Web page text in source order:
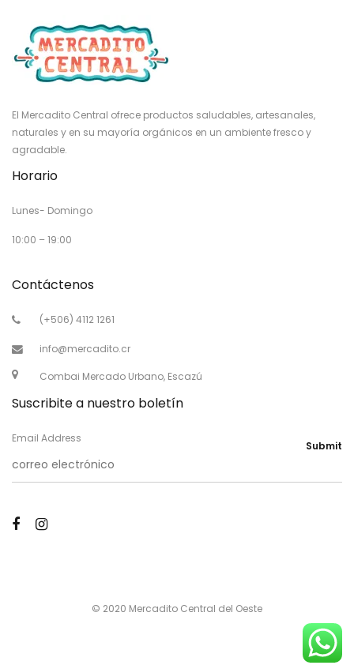
El Mercadito Central ofrece productos saludables, artesanales,
naturales y en su mayoría orgánicos en un ambiente fresco y
agradable.
Horario
Lunes- Domingo
10:00 – 19:00
Contáctenos
(+506) 4112 1261
info@mercadito.cr
Combai Mercado Urbano, Escazú
Suscribite a nuestro boletín
Email Address
Submit
© 2020 Mercadito Central del Oeste